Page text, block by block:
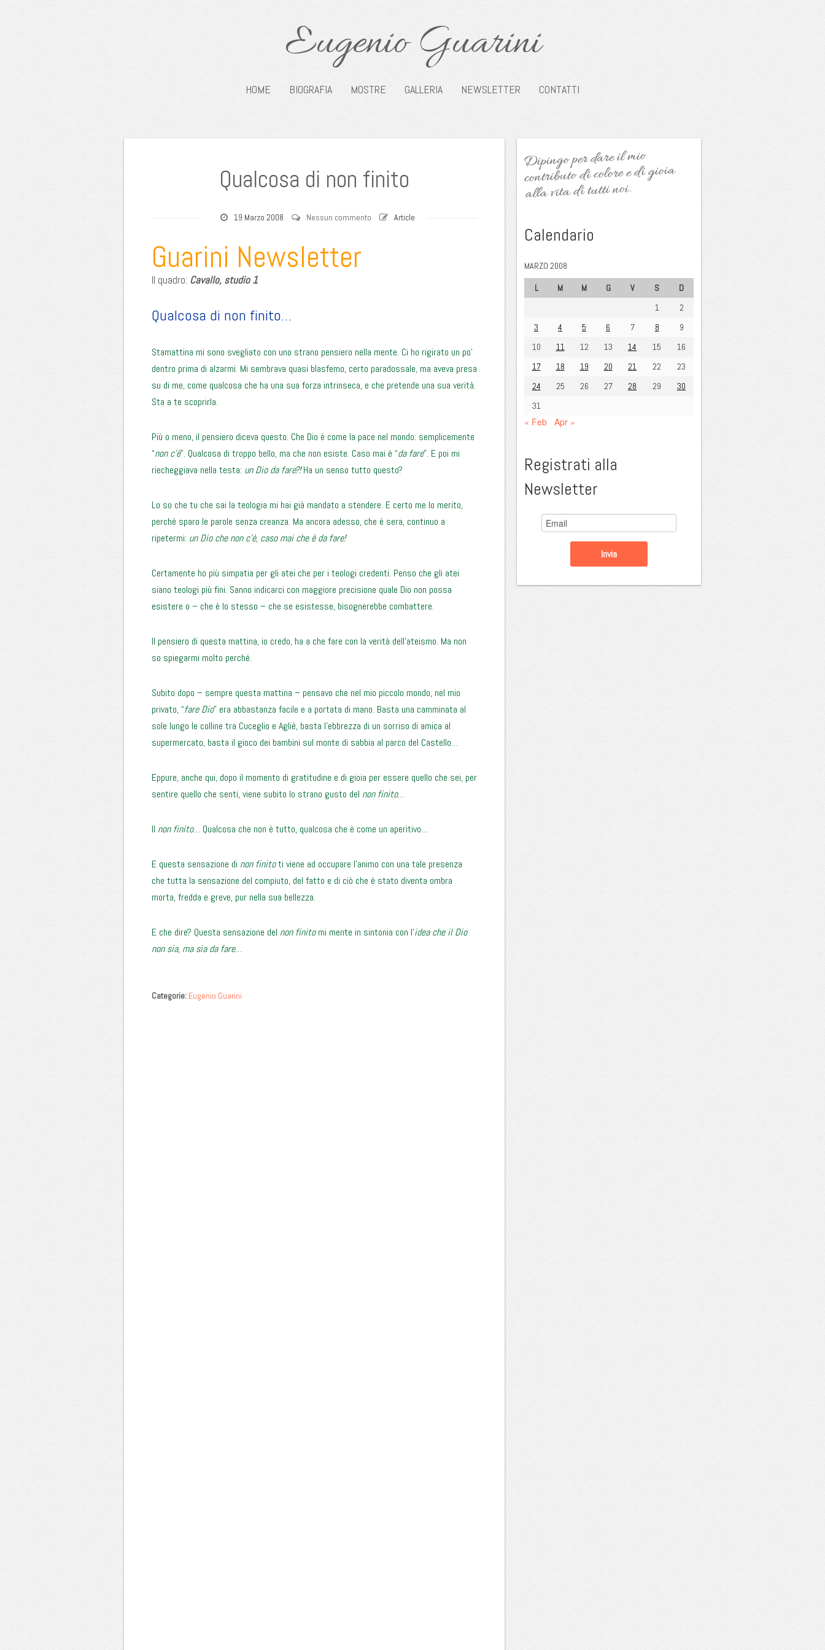
Eugenio Guarini
HOME BIOGRAFIA MOSTRE GALLERIA NEWSLETTER CONTATTI
Qualcosa di non finito
19 Marzo 2008 Nessun commento Article
Guarini Newsletter
Il quadro: Cavallo, studio 1
Qualcosa di non finito…
Stamattina mi sono svegliato con uno strano pensiero nella mente. Ci ho rigirato un po’
dentro prima di alzarmi. Mi sembrava quasi blasfemo, certo paradossale, ma aveva presa
su di me, come qualcosa che ha una sua forza intrinseca, e che pretende una sua verità.
Sta a te scoprirla.
Più o meno, il pensiero diceva questo. Che Dio è come la pace nel mondo: semplicemente
“non c’è”. Qualcosa di troppo bello, ma che non esiste. Caso mai è “da fare”. E poi mi
riecheggiava nella testa: un Dio da fare?!Ha un senso tutto questo?
Lo so che tu che sai la teologia mi hai già mandato a stendere. E certo me lo merito,
perché sparo le parole senza creanza. Ma ancora adesso, che è sera, continuo a
ripetermi: un Dio che non c’è, caso mai che è da fare!
Certamente ho più simpatia per gli atei che per i teologi credenti. Penso che gli atei
siano teologi più fini. Sanno indicarci con maggiore precisione quale Dio non possa
esistere o – che è lo stesso – che se esistesse, bisognerebbe combattere.
Il pensiero di questa mattina, io credo, ha a che fare con la verità dell’ateismo. Ma non
so spiegarmi molto perché.
Subito dopo – sempre questa mattina – pensavo che nel mio piccolo mondo, nel mio
privato, “fare Dio” era abbastanza facile e a portata di mano. Basta una camminata al
sole lungo le colline tra Cuceglio e Agliè, basta l’ebbrezza di un sorriso di amica al
supermercato, basta il gioco dei bambini sul monte di sabbia al parco del Castello…
Eppure, anche qui, dopo il momento di gratitudine e di gioia per essere quello che sei, per
sentire quello che senti, viene subito lo strano gusto del non finito…
Il non finito… Qualcosa che non è tutto, qualcosa che è come un aperitivo…
E questa sensazione di non finitoti viene ad occupare l’animo con una tale presenza
che tutta la sensazione del compiuto, del fatto e di ciò che è stato diventa ombra
morta, fredda e greve, pur nella sua bellezza.
E che dire? Questa sensazione del non finitomi mente in sintonia con l’idea che il Dio
non sia, ma sia da fare…
Categorie: Eugenio Guarini
Dipingo per dare il mio
contributo di colore e di gioia
alla vita di tutti noi.
Calendario
MARZO 2008
L
M M G V S
D
1
2
3
4 5 6 7 8
9
10
11 12 13 14 15
16
17
18 19 20 21 22
23
24
25 26 27 28 29
30
31
« Feb Apr »
Registrati alla
Newsletter